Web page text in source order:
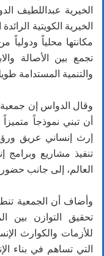
الخيرية عبداللطيف
الخيرية الكويتية
مكانتها محلياً
تجمع بين الأصالة
والتنمية المستدامة
وقال الدواس إن جمعية
أن تبني نموذجاً
إرث إنساني عريق
تنفيذ مشاريع
العالم، إلى جانب
وأضاف أن الجمعية
تحقيق التوازن بين
للأزمات والكوارث
التي تساهم في بناء